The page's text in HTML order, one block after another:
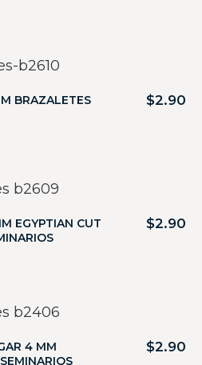
BRAZALETES
$2.90
EGYPTIAN CUT
$2.90
4 MM
$2.90